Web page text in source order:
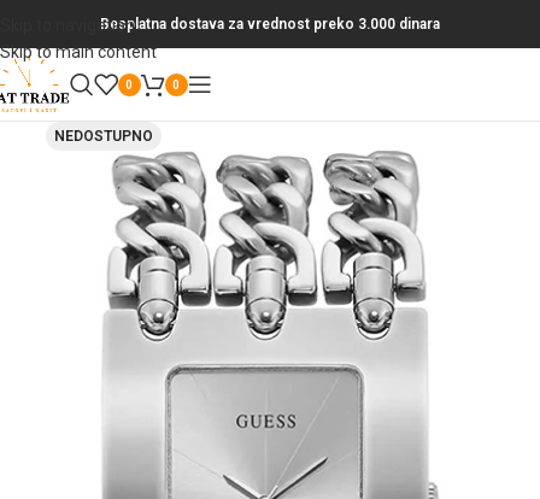
Skip to navigation
Skip to main content
Besplatna dostava za vrednost preko 3.000 dinara
0 0
NEDOSTUPNO